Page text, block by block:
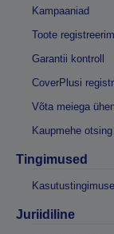
Kampaaniad
Toote
Garantii kontroll
CoverPlusi
Võta meiega
Kaupmehe otsing
Tingimused
Juriidiline